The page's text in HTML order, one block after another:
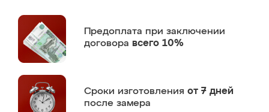
Предоплата при заключении
договора всего 10%
Сроки изготовления от 7 дней
после замера